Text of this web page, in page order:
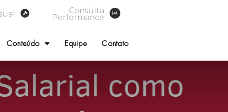
Consulta
Performance
Conteúdo Equipe Contato